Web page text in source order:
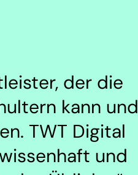
der die
kann und
TWT Digital
und